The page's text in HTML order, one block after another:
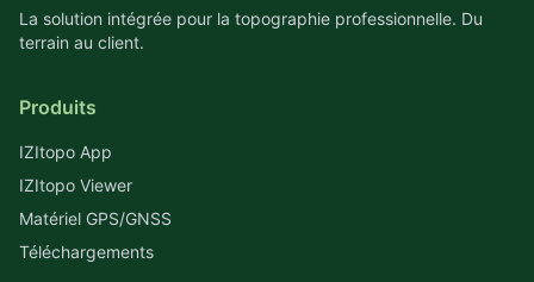
La solution intégrée pour la topographie professionnelle. Du
terrain au client.
Produits
IZItopo App
IZItopo Viewer
Matériel GPS/GNSS
Téléchargements